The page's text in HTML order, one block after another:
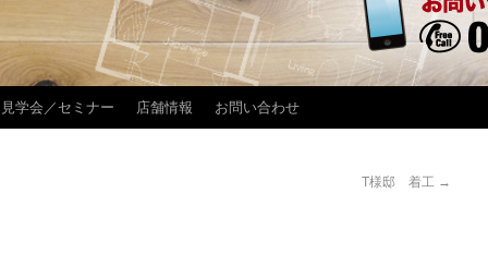
見学会／セミナー 店舗情報 お問い合わせ
T様邸 着工 →